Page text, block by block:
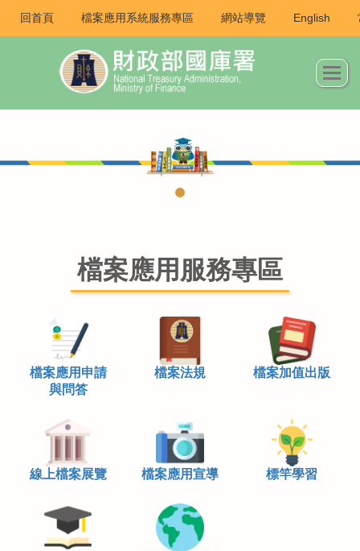
回首頁 檔案應用系統服務專區 網站導覽 English
檔案應用服務專區
檔案應用申請
與問答
檔案法規 檔案加值出版
線上檔案展覽 檔案應用宣導 標竿學習